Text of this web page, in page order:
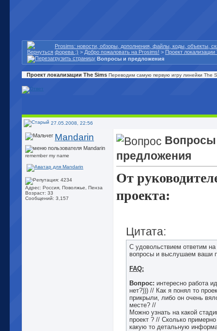
Prosims: новости, обзоры, дополнения, файлы, коды, объекты,
форева ;) > Добро пожаловать на Prosims! > Проект локализации
Вопросы и предложения
Проект локализации The Sims Переводим самую первую игру линейки The
27.05.2008, 22:56
Mandarin
remember my name
Адрес: Россия, Поволжье, Пенза
Возраст: 33
Сообщений: 3,157
предложения
От
проекта:
Цитата:
С удовольствием ответим
вопросы и выслушаем ваши
FAQ:
Вопрос: интересно работа
нет?))) // Как я понял то
прикрыли, либо он очень
месте? //
Можно узнать на какой
проект ? // Сколько
какую то детальную